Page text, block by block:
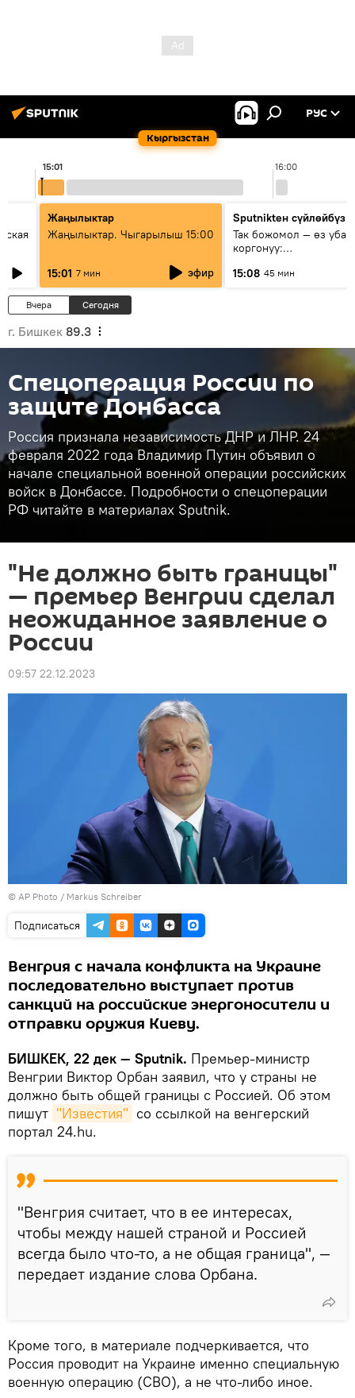
Кыргызстан
РУС
16:00
15:01
Жаңылыктар
Жаңылыктар. Чыгарылыш 15:00
15:01 7 мин эфир
Sputnikteн сүйлөйбүз
Так божомол — өз
коргонуу:
кантип өркүндөтүлүүдө
15:08 45 мин
Вчера Сегодня
г. Бишкек 89.3
Спецоперация России по
защите Донбасса
Россия признала независимость ДНР и ЛНР. 24
февраля 2022 года Владимир Путин объявил о
начале специальной военной операции российских
войск в Донбассе. Подробности о спецоперации
РФ читайте в материалах Sputnik.
"Не должно быть границы"
— премьер Венгрии сделал
неожиданное заявление о
России
09:57 22.12.2023
© AP Photo / Markus Schreiber
Подписаться
Венгрия с начала конфликта на Украине
последовательно выступает против
санкций на российские энергоносители и
отправки оружия Киеву.
БИШКЕК, 22 дек — Sputnik. Премьер-министр
Венгрии Виктор Орбан заявил, что у страны не
должно быть общей границы с Россией. Об этом
пишут "Известия" со ссылкой на венгерский
портал 24.hu.
"Венгрия считает, что в ее интересах,
чтобы между нашей страной и Россией
всегда было что-то, а не общая граница", —
передает издание слова Орбана.
Кроме того, в материале подчеркивается, что
Россия проводит на Украине именно специальную
военную операцию (СВО), а не что-либо иное.